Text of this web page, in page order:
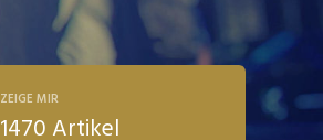
ZEIGE MIR
1470 Artikel